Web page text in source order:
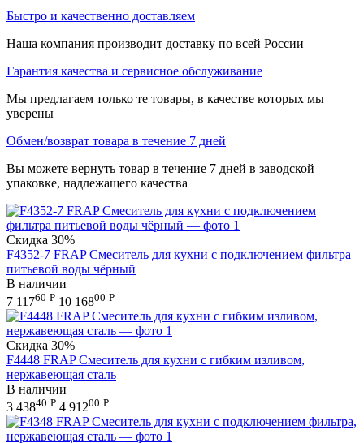
Быстро и качественно доставляем
Наша компания производит доставку по всей России
Гарантия качества и сервисное обслуживание
Мы предлагаем только те товары, в качестве которых мы
уверены
Обмен/возврат товара в течение 7 дней
Вы можете вернуть товар в течение 7 дней в заводской
упаковке, надлежащего качества
Скидка 30%
F4352-7 FRAP Смеситель для кухни с подключением фильтра
питьевой воды чёрный
В наличии
7 11760 Р 10 16800 Р
Скидка 30%
F4448 FRAP Смеситель для кухни с гибким изливом,
нержавеющая сталь
В наличии
3 43840 Р 4 91200 Р